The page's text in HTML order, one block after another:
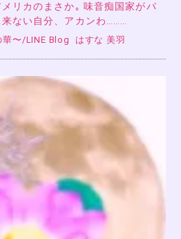
リカのまさか｡ 味音痴国家がパ
ない自分、アカンわ………
〜/LINE Blog はすな 美羽